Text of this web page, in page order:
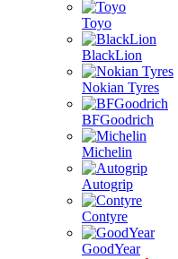
Toyo
BlackLion
Nokian Tyres
BFGoodrich
Michelin
Autogrip
Contyre
GoodYear